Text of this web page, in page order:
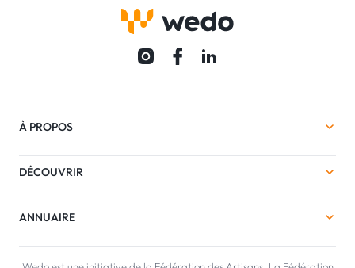
À PROPOS
DÉCOUVRIR
ANNUAIRE